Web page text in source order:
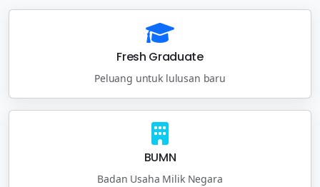
Fresh Graduate
Peluang untuk lulusan baru
BUMN
Badan Usaha Milik Negara